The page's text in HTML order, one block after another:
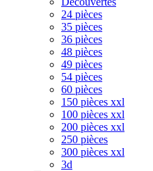
24 pièces
35 pièces
36 pièces
48 pièces
49 pièces
54 pièces
60 pièces
150 pièces xxl
100 pièces xxl
200 pièces xxl
250 pièces
300 pièces xxl
3d